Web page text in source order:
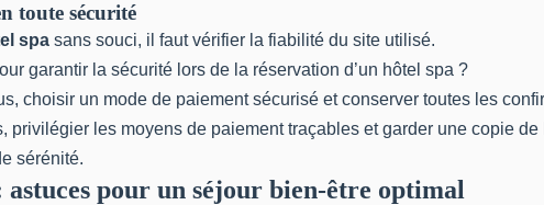
toute sécurité
spa sans souci, il faut vérifier la fiabilité du site utilisé.
garantir la sécurité lors de la réservation d’un hôtel spa ?
choisir un mode de paiement sécurisé et conserver toutes les
privilégier les moyens de paiement traçables et garder une copie
sérénité.
pour un séjour bien-être optimal